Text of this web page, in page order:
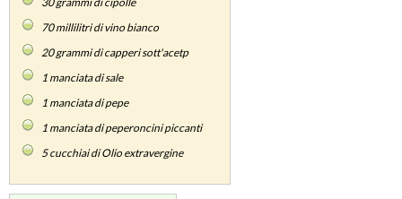
70millilitri di vino bianco
20grammi di capperi sott'acetp
1 manciata di sale
1 manciata di pepe
1 manciata di peperoncini piccanti
5cucchiai di Olio extravergine